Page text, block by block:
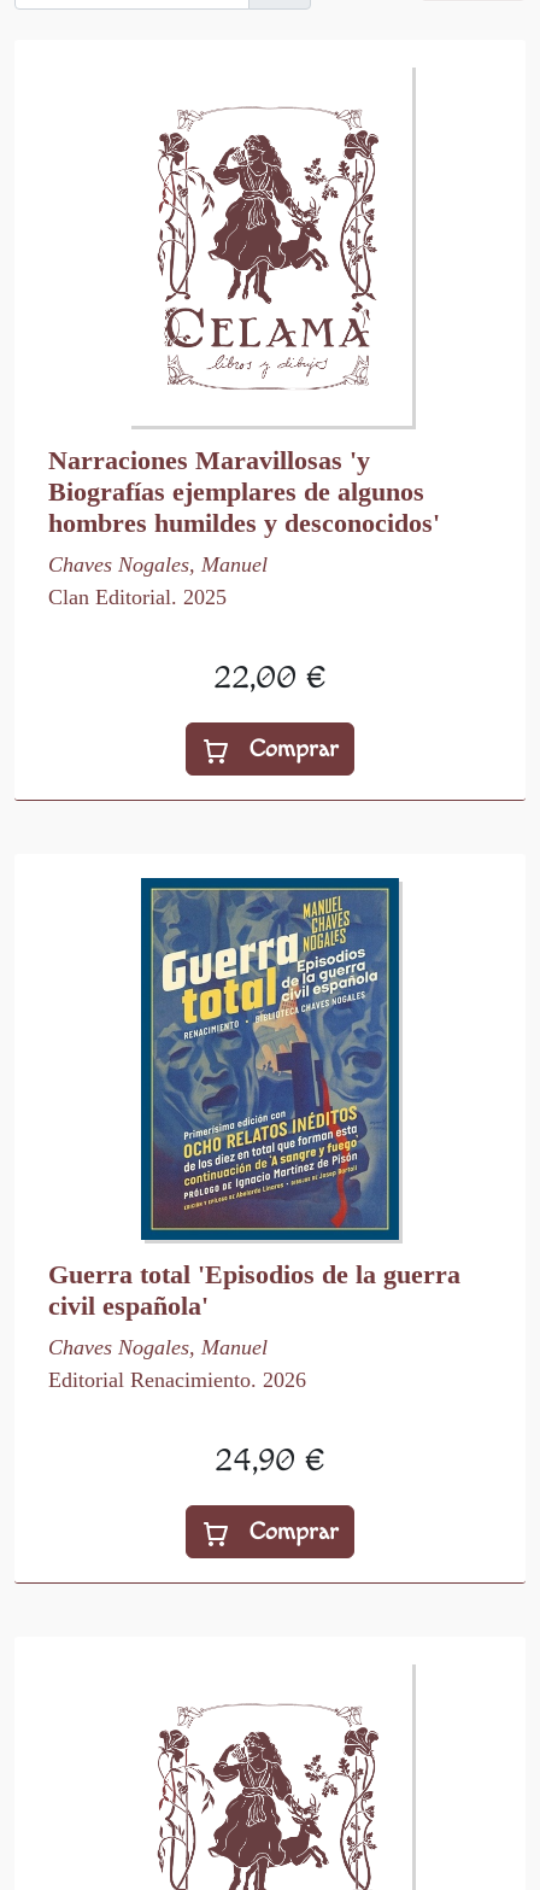
Narraciones Maravillosas 'y
Biografías ejemplares de algunos
hombres humildes y desconocidos'
Chaves Nogales, Manuel
Clan Editorial. 2025
22,00 €
Comprar
Guerra total 'Episodios de la guerra
civil española'
Chaves Nogales, Manuel
Editorial Renacimiento. 2026
24,90 €
Comprar